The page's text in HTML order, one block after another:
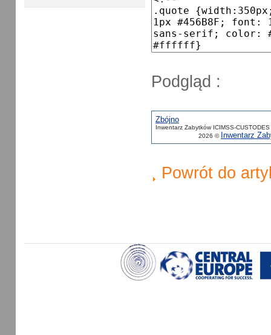
Podgląd :
Zbójno
Inwentarz Zabytków ICIMSS-
2026 © Inwentarz
Powrót do